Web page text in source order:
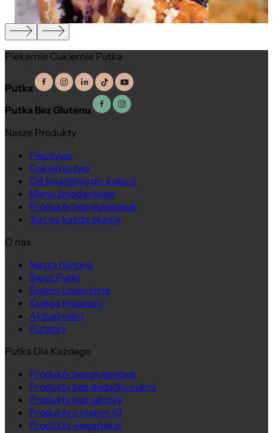
Piekarnie Cukiernie Putka
Putka
Putka Bez Glutenu
Nasze Produkty
Pieczywo
Cukiernictwo
Od śniadania do kolacji
Menu śniadaniowe
Produkty bezglutenowe
Tort na każdą okazję
O nas
Nasza historia
Świat Putki
Świeżo Upieczone
Księga Inspiracji
Aktualności
Putwory
Putka Dla Każdego
Produkty bezglutenowe
Produkty bez dodatku cukru
Produkty bez laktozy
Produkty o niskim IG
Produkty wegańskie